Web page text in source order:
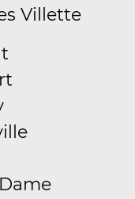
Villette